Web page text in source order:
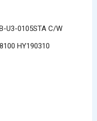
U3-0105STA C/W
HY190310